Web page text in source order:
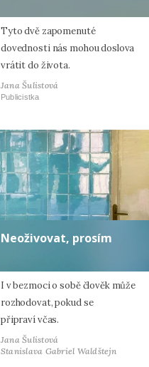
Tyto dvě zapomenuté
dovednosti nás mohou doslova
vrátit do života.
Jana Šulistová
Publicistka
Neoživovat, prosím
I v bezmoci o sobě člověk může
rozhodovat, pokud se
připraví včas.
Jana Šulistová
Stanislava Gabriel Waldštejn